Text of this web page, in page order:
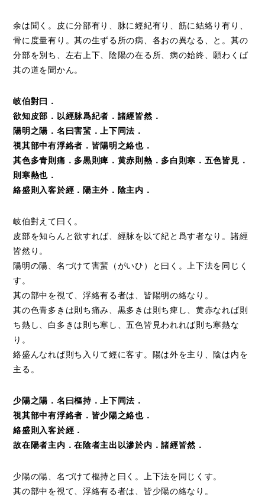
余は聞く。皮に分部有り、脉に經紀有り、筋に結絡り有り、
骨に度量有り。其の生ずる所の病、各おの異なる、と。其の
分部を別ち、左右上下、陰陽の在る所、病の始終、願わくば
其の道を聞かん。
岐伯對曰．
欲知皮部．以經脉爲紀者．諸經皆然．
陽明之陽．名曰害蜚．上下同法．
視其部中有浮絡者．皆陽明之絡也．
其色多青則痛．多黒則痺．黄赤則熱．多白則寒．五色皆見．
則寒熱也．
絡盛則入客於經．陽主外．陰主内．
岐伯對えて曰く。
皮部を知らんと欲すれば、經脉を以て紀と爲す者なり。諸經
皆然り。
陽明の陽、名づけて害蜚（がいひ）と曰く。上下法を同じく
す。
其の部中を視て、浮絡有る者は、皆陽明の絡なり。
其の色青多きは則ち痛み、黒多きは則ち痺し、黄赤なれば則
ち熱し、白多きは則ち寒し、五色皆見われれば則ち寒熱な
り。
絡盛んなれば則ち入りて經に客す。陽は外を主り、陰は内を
主る。
少陽之陽．名曰樞持．上下同法．
視其部中有浮絡者．皆少陽之絡也．
絡盛則入客於經．
故在陽者主内．在陰者主出以滲於内．諸經皆然．
少陽の陽、名づけて樞持と曰く。上下法を同じくす。
其の部中を視て、浮絡有る者は、皆少陽の絡なり。